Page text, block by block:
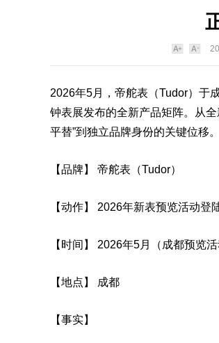
2026年5月， 帝舵表 （Tudor）于
钟表展发布的全新产品矩阵。从
平替”到独立品牌身份的关键位移。
【品牌】 帝舵表（Tudor）
【动作】 2026年新表预览活动
【时间】 2026年5月（成都预览
【地点】 成都
【事实】